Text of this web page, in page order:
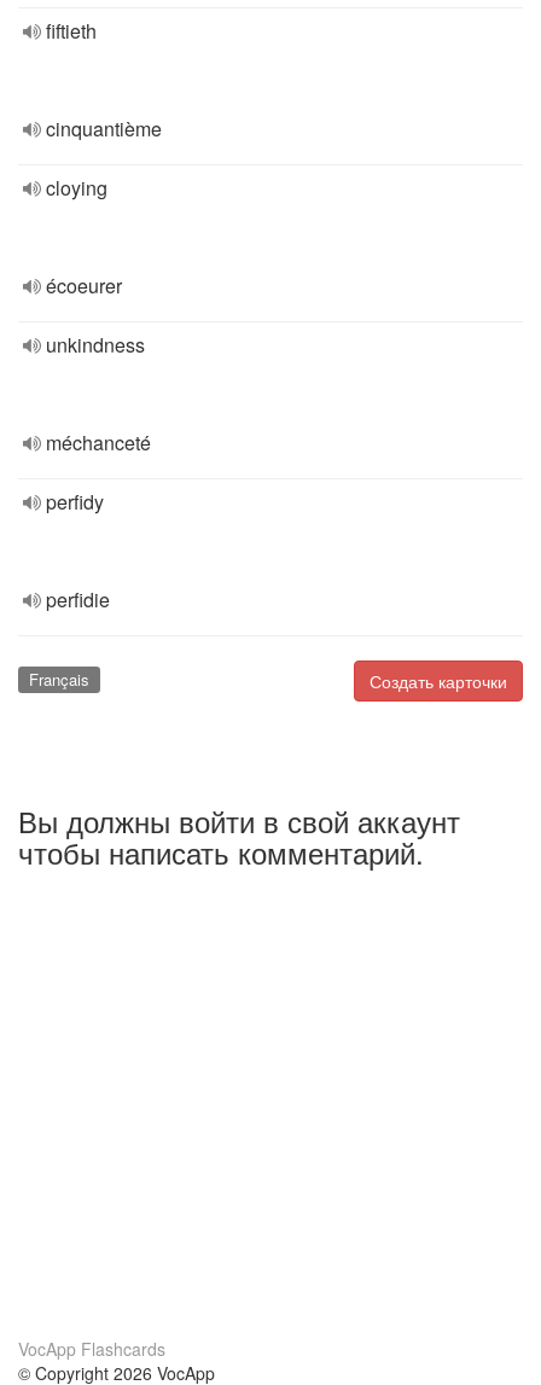
fiftieth
cinquantième
cloying
écoeurer
unkindness
méchanceté
perfidy
perfidie
Создать карточки
Français
Вы должны войти в свой аккаунт
чтобы написать комментарий.
VocApp Flashcards
© Copyright 2026 VocApp